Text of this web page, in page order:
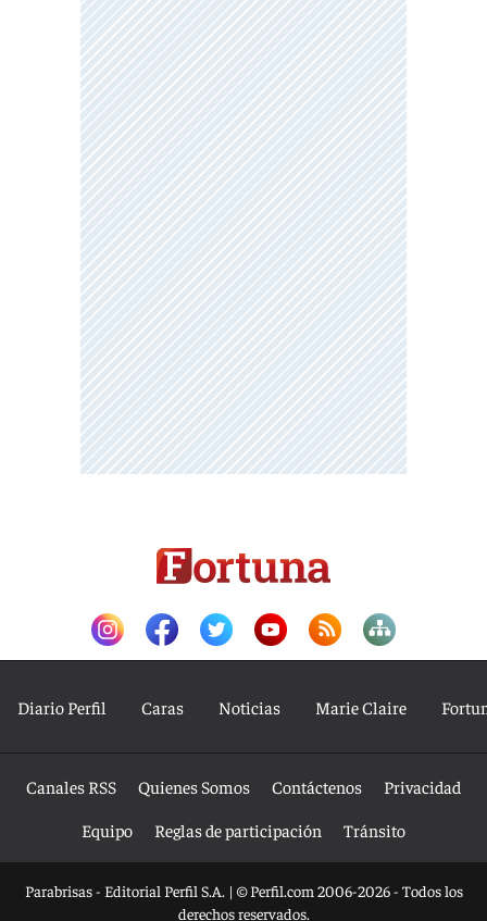
Diario Perfil Caras Noticias Marie Claire
Canales RSS Quienes Somos Contáctenos
Privacidad
Equipo
Reglas de participación Tránsito
Parabrisas - Editorial Perfil S.A. | © Perfil.com 2006-2026 - Todos los
derechos reservados.